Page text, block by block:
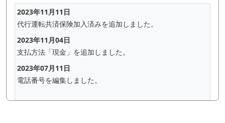
2023年11月11日
代行運転共済保険加入済みを追加しました。
2023年11月04日
支払方法「現金」を追加しました。
2023年07月11日
電話番号を編集しました。